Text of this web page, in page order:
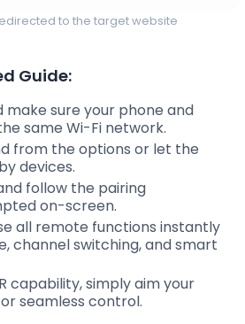
to the target website
Guide:
sure your phone and
same Wi-Fi network.
from the options or let the
devices.
follow the pairing
on-screen.
all remote functions instantly
channel switching, and smart
capability, simply aim your
seamless control.